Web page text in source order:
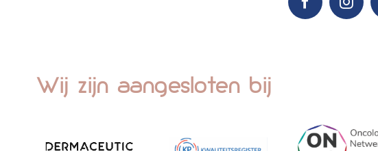
Wij zijn aangesloten bij